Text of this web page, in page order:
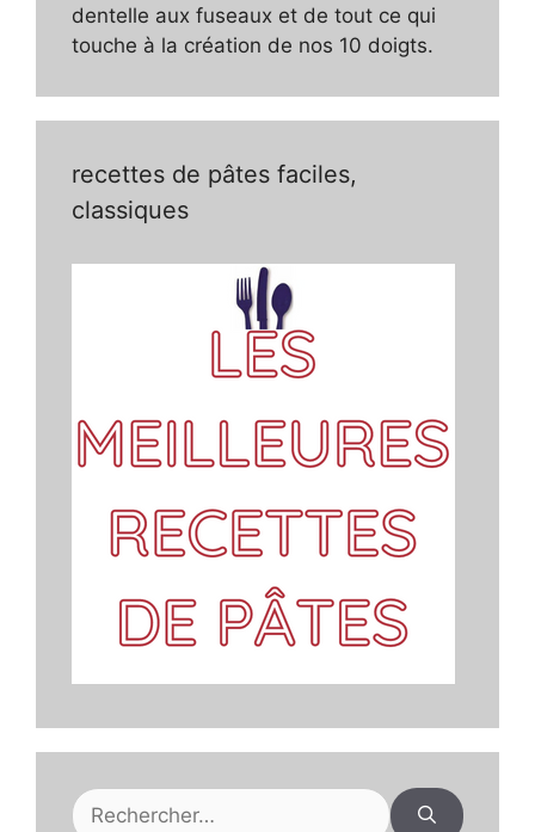
dentelle aux fuseaux et de tout ce qui
touche à la création de nos 10 doigts.
recettes de pâtes faciles,
classiques
Rechercher :